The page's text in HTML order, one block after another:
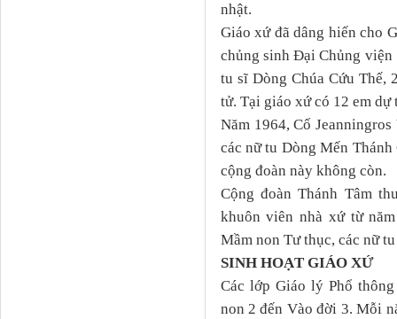
nhật.
Giáo xứ đã dâng hiến cho
chủng sinh ĐạiChủng viện
tu sĩ Dòng Chúa Cứu Thế,
tử. Tại giáo xứ có 12 em dự
Năm 1964,Cố
các nữ tu Dòng Mến
cộng đoàn này không còn.
Cộng đoàn Thánh Tâm
khuôn viên nhà xứ từ
Mầm non Tư thục, các nữ
SINH HOẠT GIÁO XỨ
Các lớp Giáo lý Phổ
non 2 đến Vàođời 3. Mỗi